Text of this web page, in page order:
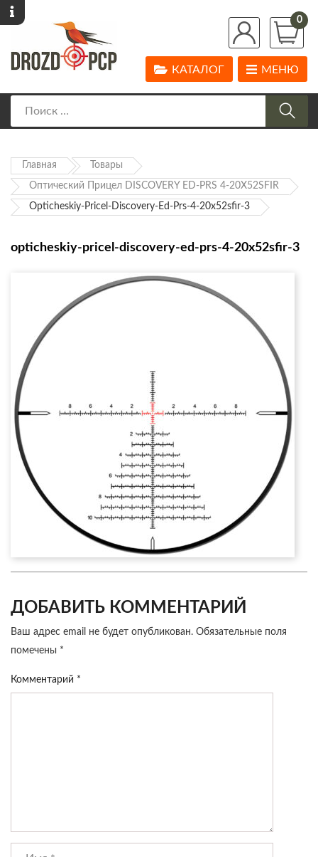
0
МЕНЮ
КАТАЛОГ
Главная Товары
Оптический Прицел DISCOVERY ED-PRS 4-20X52SFIR
Opticheskiy-Pricel-Discovery-Ed-Prs-4-20x52sfir-3
opticheskiy-pricel-discovery-ed-prs-4-20x52sfir-3
ДОБАВИТЬ КОММЕНТАРИЙ
Ваш адрес email не будет опубликован. Обязательные поля
помечены *
Комментарий *